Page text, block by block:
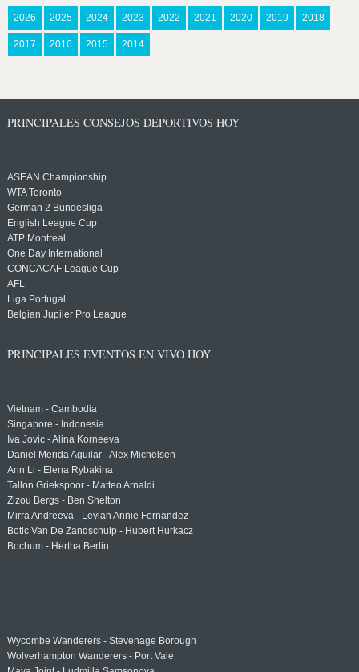
2026 2025 2024 2023 2022 2021 2020 2019 2018
2017 2016 2015 2014
PRINCIPALES CONSEJOS DEPORTIVOS HOY
ASEAN Championship
WTA Toronto
German 2 Bundesliga
English League Cup
ATP Montreal
One Day International
CONCACAF League Cup
AFL
Liga Portugal
Belgian Jupiler Pro League
PRINCIPALES EVENTOS EN VIVO HOY
Vietnam - Cambodia
Singapore - Indonesia
Iva Jovic - Alina Korneeva
Daniel Merida Aguilar - Alex Michelsen
Ann Li - Elena Rybakina
Tallon Griekspoor - Matteo Arnaldi
Zizou Bergs - Ben Shelton
Mirra Andreeva - Leylah Annie Fernandez
Botic Van De Zandschulp - Hubert Hurkacz
Bochum - Hertha Berlin
Wycombe Wanderers - Stevenage Borough
Wolverhampton Wanderers - Port Vale